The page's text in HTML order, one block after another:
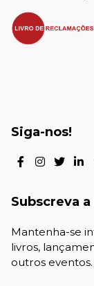
.
Siga-nos!
Subscreva
Mantenha-se
livros,
outros eventos.